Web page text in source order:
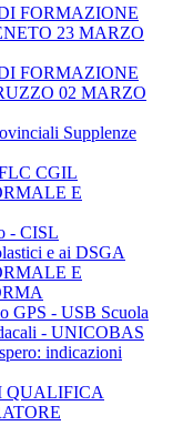
FORMAZIONE
23 MARZO
FORMAZIONE
02 MARZO
Supplenze
CGIL
E
- CISL
e ai DSGA
E
GPS - USB Scuola
- UNICOBAS
indicazioni
QUALIFICA